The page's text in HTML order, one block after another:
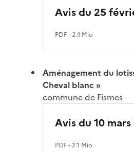
Avis du 25
PDF- 2.4 Mio
Aménagement du
Cheval blanc »
commune de Fismes
Avis du 10 mars
PDF- 2.1 Mio